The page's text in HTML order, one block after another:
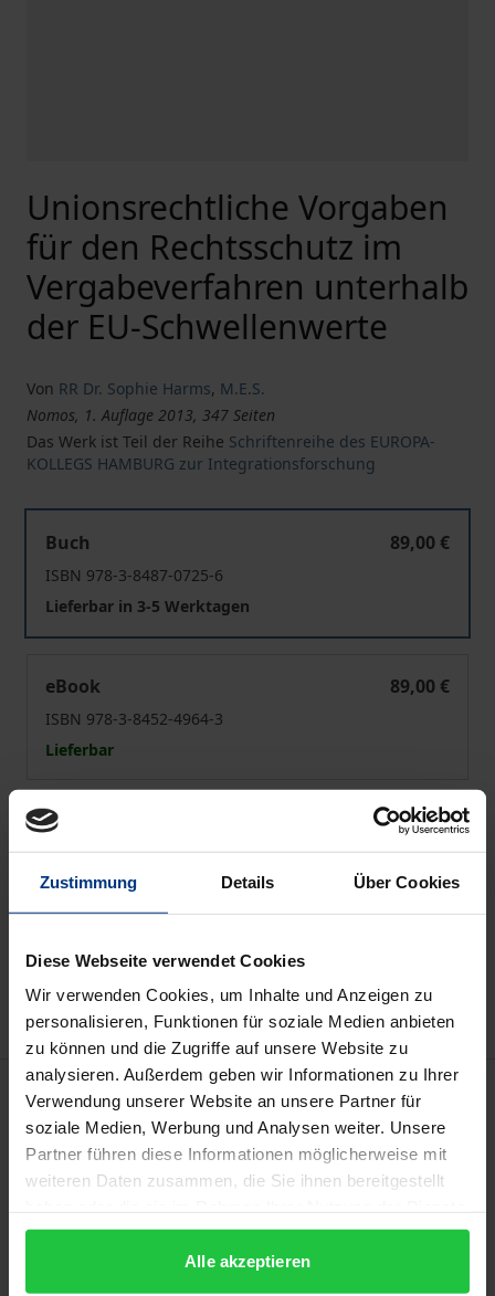
Zustimmung Details Über Cookies
Diese Webseite verwendet Cookies
Wir verwenden Cookies, um Inhalte und Anzeigen zu
personalisieren, Funktionen für soziale Medien anbieten
zu können und die Zugriffe auf unsere Website zu
analysieren. Außerdem geben wir Informationen zu Ihrer
Verwendung unserer Website an unsere Partner für
soziale Medien, Werbung und Analysen weiter. Unsere
Partner führen diese Informationen möglicherweise mit
weiteren Daten zusammen, die Sie ihnen bereitgestellt
gesammelt haben.
Alle akzeptieren
Unionsrechtliche Vorgaben
für den Rechtsschutz im
Vergabeverfahren unterhalb
der EU-Schwellenwerte
Von RR Dr. Sophie Harms, M.E.S.
Nomos, 1. Auflage 2013, 347 Seiten
Das Werk ist Teil der Reihe Schriftenreihe des EUROPA-
KOLLEGS HAMBURG zur Integrationsforschung
Buch
89,00 €
ISBN 978-3-8487-0725-6
Lieferbar in 3-5 Werktagen
eBook
89,00 €
ISBN 978-3-8452-4964-3
Lieferbar
Preisangaben inkl. MwSt. Abhängig von der Lieferadresse
kann die MwSt. an der Kasse variieren.
In den Warenkorb
Beschreibung
Das Recht der öffentlichen Auftragsvergabe ist nach
wie vor zweigeteilt: Oberhalb der EU-
räumen den Bietern subjektive, gerichtlich